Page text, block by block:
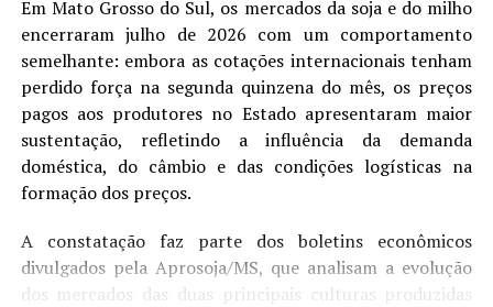
fungos nos grãos.
Em Santana do Livramento, os ventos fortes, ocorridos
em 07/05, ocasionaram tombamento de plantas em
pontos isolados. Porém, não há risco de perdas
significativas na colheita, que será realizada de forma
manual ou mesmo mecanizada.
Na de Caxias do Sul, restam pequenas áreas a serem
colhidas, principalmente em propriedades familiares da
Serra e Hortênsias, onde é comum a colheita gradual,
manual ou com máquinas de pequeno porte, e o
Em Mato Grosso do Sul, os mercados da soja e do milho
encerraram julho de 2026 com um comportamento
semelhante: embora as cotações internacionais tenham
perdido força na segunda quinzena do mês, os preços
pagos aos produtores no Estado apresentaram maior
sustentação, refletindo a influência da demanda
doméstica, do câmbio e das condições logísticas na
formação dos preços.
A constatação faz parte dos boletins econômicos
divulgados pela Aprosoja/MS, que analisam a evolução
dos mercados das duas principais culturas produzidas